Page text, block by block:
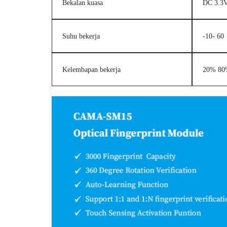
Bekalan kuasa DC
Suhu bekerja -10- 60
Kelembapan bekerja 20%